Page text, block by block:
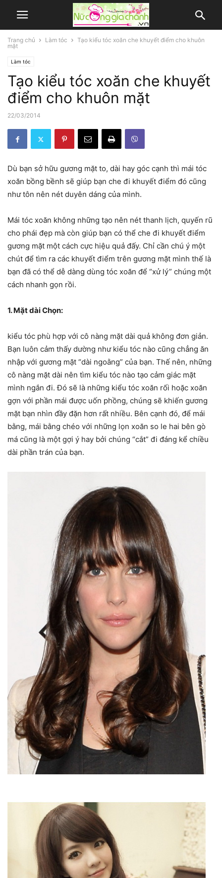
Trang chủ Làm tóc
Tạo kiểu tóc xoăn che khuyết điểm cho khuôn
mặt
Làm tóc
Tạo kiểu tóc xoăn che khuyết
điểm cho khuôn mặt
22/03/2014
Dù bạn sở hữu gương mặt to, dài hay góc cạnh thì mái tóc
xoăn bồng bềnh sẽ giúp bạn che đi khuyết điểm đó cũng
như tôn nên nét duyên dáng của mình.
Mái tóc xoăn không những tạo nên nét thanh lịch, quyến rũ
cho phái đẹp mà còn giúp bạn có thể che đi khuyết điểm
gương mặt một cách cực hiệu quả đấy. Chỉ cần chú ý một
chút để tìm ra các khuyết điểm trên gương mặt mình thế là
bạn đã có thể dễ dàng dùng tóc xoăn để “xử lý” chúng một
cách nhanh gọn rồi.
1. Mặt dài Chọn:
kiểu tóc phù hợp với cô nàng mặt dài quả không đơn giản.
Bạn luôn cảm thấy dường như kiểu tóc nào cũng chẳng ăn
nhập với gương mặt “dài ngoằng” của bạn. Thế nên, những
cô nàng mặt dài nên tìm kiểu tóc nào tạo cảm giác mặt
mình ngắn đi. Đó sẽ là những kiểu tóc xoăn rối hoặc xoăn
gợn với phần mái được uốn phồng, chúng sẽ khiến gương
mặt bạn nhìn đầy đặn hơn rất nhiều. Bên cạnh đó, để mái
bằng, mái bằng chéo với những lọn xoăn so le hai bên gò
má cũng là một gợi ý hay bởi chúng “cắt” đi đáng kể chiều
dài phần trán của bạn.